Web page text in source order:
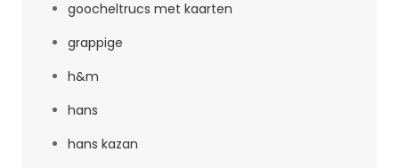
goocheltrucs met kaarten
grappige
h&m
hans
hans kazan